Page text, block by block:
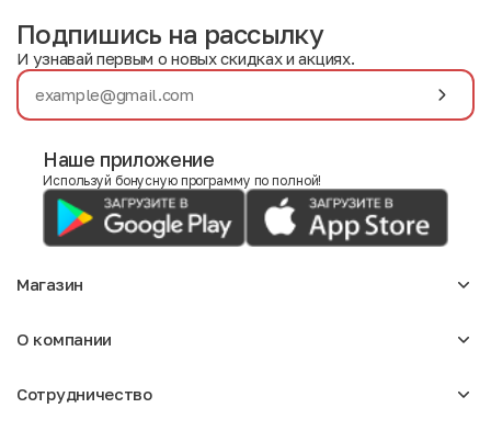
Подпишись на рассылку
И узнавай первым о новых скидках и акциях.
Наше приложение
Используй бонусную программу по полной!
Магазин
Для девочек
Мужское
О компании
Отзывы
Сотрудничество